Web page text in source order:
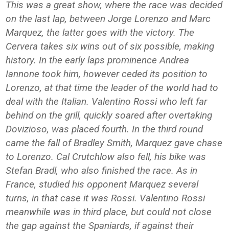
This was a great show, where the race was decided
on the last lap, between Jorge Lorenzo and Marc
Marquez, the latter goes with the victory. The
Cervera takes six wins out of six possible, making
history. In the early laps prominence Andrea
Iannone took him, however ceded its position to
Lorenzo, at that time the leader of the world had to
deal with the Italian. Valentino Rossi who left far
behind on the grill, quickly soared after overtaking
Dovizioso, was placed fourth. In the third round
came the fall of Bradley Smith, Marquez gave chase
to Lorenzo. Cal Crutchlow also fell, his bike was
Stefan Bradl, who also finished the race. As in
France, studied his opponent Marquez several
turns, in that case it was Rossi. Valentino Rossi
meanwhile was in third place, but could not close
the gap against the Spaniards, if against their